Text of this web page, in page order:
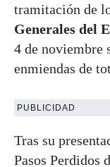
tramitación de
Generales del
4 de noviembre
enmiendas de
PUBLICIDAD
Tras su
Pasos Perdidos